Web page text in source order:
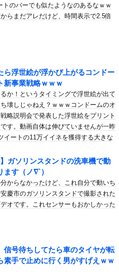
アストンマーチンが...
ｗｗ
で装備できません」←こ...
他
あり】
げられる
コが（ノ∇`）
…
のスピードに世界が衝撃
しまうｗｗｗ
トのバーでも似たようなのあるなｗｗ
らまだアレだけど、時間表示で2.5倍
ら浮世絵が浮かび上がるコンドー
新事業戦略ｗｗｗ
か！というタイミングで浮世絵が出て
壊しじゃねえ？ｗｗｗコンドームのオ
略説明会で発表した浮世絵をプリント
す。動画自体は伸びていませんが一昨
イートの11万イイネを獲得する大きな
か！というタイミングで「ママレモ
】ガソリンスタンドの洗車機で動
す（ノ∇`）
からなかったけど、これ自分で動いち
慶市のガソリンスタンドで撮影された
オです。これセンサーもおかしかった
信号待ちしてたら車のタイヤが転
素手で止めに行く男がすげえｗｗ